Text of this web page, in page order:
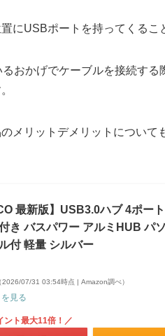
にUSBポートを持ってくるこ
おかげでケーブルを接続す
メリットデメリットについて
最新版】USB3.0ハブ 4ポー
き バスパワー アルミHUB パ
付 軽量 シルバー
2026/07/31 03:54時点 | Amazon調べ）
見る
ント最大11倍！／